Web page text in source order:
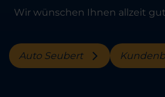
Wir wünschen Ihnen allzeit
Auto Seubert